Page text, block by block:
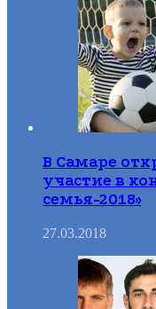
В Самаре
участие в
семья-2018»
27.03.2018